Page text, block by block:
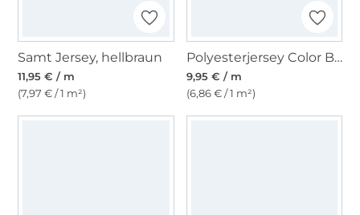
Samt Jersey, hellbraun
11,95 € / m
(7,97 € / 1 m²)
Polyesterjersey Color Bubbles, schwarz
9,95 € / m
(6,86 € / 1 m²)